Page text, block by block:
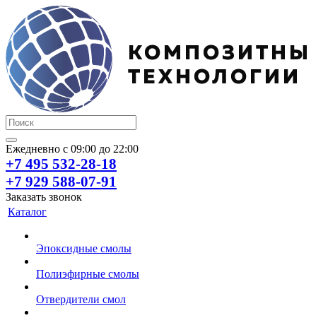
Ежедневно с 09:00 до 22:00
+7 495 532-28-18
+7 929 588-07-91
Заказать звонок
Каталог
Эпоксидные смолы
Полиэфирные смолы
Отвердители смол